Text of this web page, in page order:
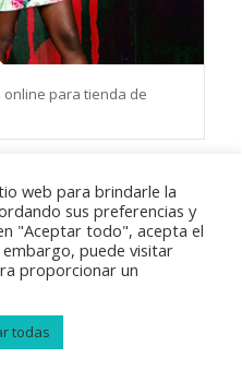
online para tienda de
|Condiciones de venta
web para brindarle la
sus preferencias y
"Aceptar todo", acepta el
embargo, puede visitar
proporcionar un
todas